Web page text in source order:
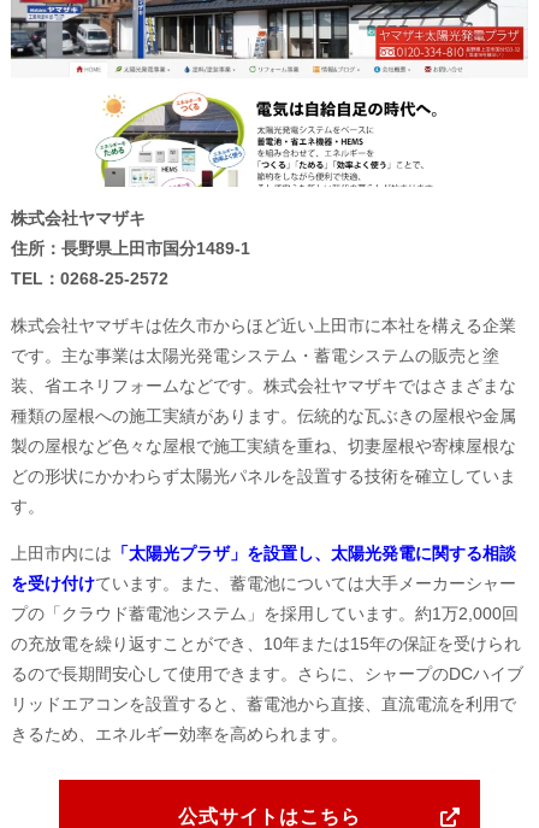
株式会社ヤマザキ
住所：長野県上田市国分1489-1
TEL：0268-25-2572
株式会社ヤマザキは佐久市からほど近い上田市に本社を構える企業
です。主な事業は太陽光発電システム・蓄電システムの販売と塗
装、省エネリフォームなどです。株式会社ヤマザキではさまざまな
種類の屋根への施工実績があります。伝統的な瓦ぶきの屋根や金属
製の屋根など色々な屋根で施工実績を重ね、切妻屋根や寄棟屋根な
どの形状にかかわらず太陽光パネルを設置する技術を確立していま
す。
上田市内には 「太陽光プラザ」を設置し、太陽光発電に関する相談
を受け付けています。また、蓄電池については大手メーカーシャー
プの「クラウド蓄電池システム」を採用しています。約1万2,000回
の充放電を繰り返すことができ、10年または15年の保証を受けられ
るので長期間安心して使用できます。さらに、シャープのDCハイブ
リッドエアコンを設置すると、蓄電池から直接、直流電流を利用で
きるため、エネルギー効率を高められます。
公式サイトはこちら